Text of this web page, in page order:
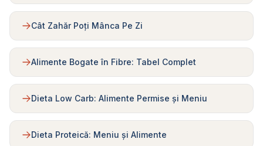
Cât Zahăr Poți Mânca Pe Zi
Alimente Bogate în Fibre: Tabel Complet
Dieta Low Carb: Alimente Permise și Meniu
Dieta Proteică: Meniu și Alimente